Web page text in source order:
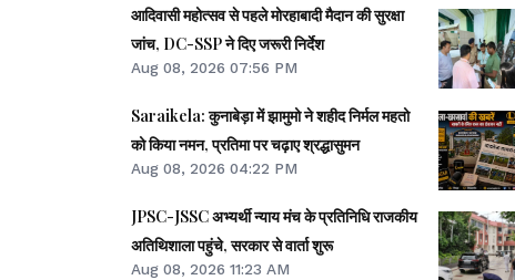
आदिवासी महोत्सव से पहले मोरहाबादी मैदान की सुरक्षा
जांच, DC-SSP ने दिए जरूरी निर्देश
Aug 08, 2026 07:56 PM
Saraikela: कुनाबेड़ा में झामुमो ने शहीद निर्मल महतो
को किया नमन, प्रतिमा पर चढ़ाए श्रद्धासुमन
Aug 08, 2026 04:22 PM
JPSC-JSSC अभ्यर्थी न्याय मंच के प्रतिनिधि राजकीय
अतिथिशाला पहुंचे, सरकार से वार्ता शुरू
Aug 08, 2026 11:23 AM